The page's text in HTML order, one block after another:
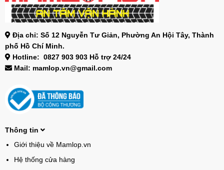
Địa chỉ: Số 12 Nguyễn Tư Giản, Phường An Hội Tây, Thành
phố Hồ Chí Minh.
Hotline: 0827 903 903 Hỗ trợ 24/24
Mail: mamlop.vn@gmail.com
Thông tin
Giới thiệu về Mamlop.vn
Hệ thống cửa hàng